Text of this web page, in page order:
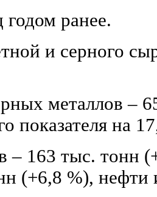
ранее.
и серного
металлов –
показателя на
– 163 тыс. тонн
(+6,8 %), нефти